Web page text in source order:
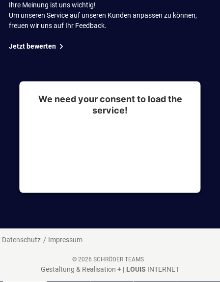
Ihre Meinung ist uns wichtig!
Um unseren Service auf unseren Kunden anpassen zu können,
freuen wir uns auf Ihr Feedback.
Jetzt bewerten
We need your consent to load the
service!
Datenschutz Impressum
© 2026 SCHRÖDER TEAMS
Gestaltung & Realisation + | LOUIS INTERNET